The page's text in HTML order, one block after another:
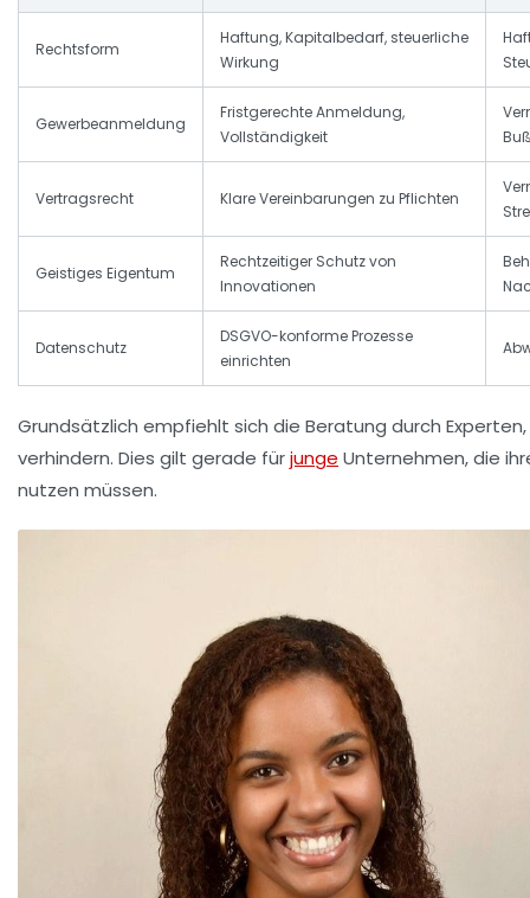
Rechtsform
Haftung, Kapitalbedarf, steuerliche
Wirkung
Gewerbeanmeldung
Fristgerechte Anmeldung,
Vollständigkeit
Vertragsrecht Klare Vereinbarungen zu Pflichten
Geistiges Eigentum
Rechtzeitiger Schutz von
Innovationen
Datenschutz
DSGVO-konforme Prozesse
einrichten
Grundsätzlich empfiehlt sich die Beratung durch
verhindern. Dies gilt gerade fürjunge Unternehmen, die
nutzen müssen.